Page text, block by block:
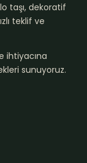
taşı, dekoratif
teklif ve
ihtiyacına
sunuyoruz.